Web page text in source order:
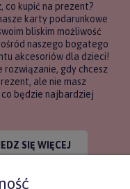
co kupić na prezent?
karty podarunkowe
bliskim możliwość
naszego bogatego
akcesoriów dla dzieci!
rozwiązanie, gdy chcesz
ale nie masz
co będzie najbardziej
SIĘ WIĘCEJ